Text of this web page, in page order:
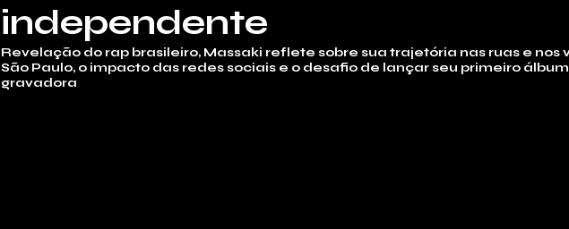
independente
Revelação do rap brasileiro, Massaki reflete sobre sua trajetória nas ruas e nos
São Paulo, o impacto das redes sociais e o desafio de lançar seu primeiro
gravadora